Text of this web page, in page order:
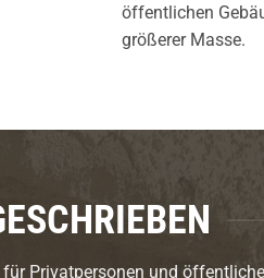
öffentlichen
größerer Masse.
Privatpersonen und